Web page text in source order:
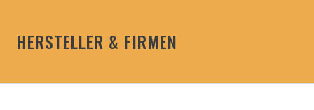
HERSTELLER & FIRMEN